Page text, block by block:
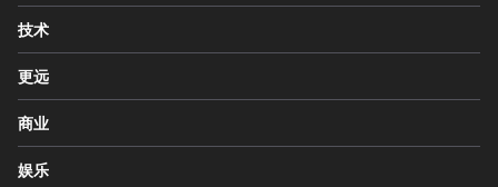
技术
更远
商业
娱乐